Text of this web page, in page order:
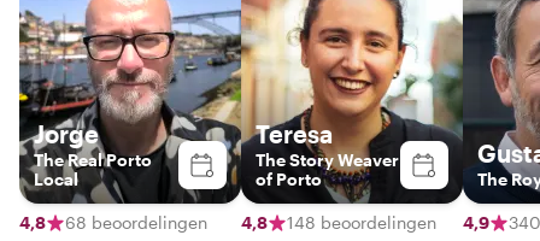
Jorge
The Real Porto
Local
4,8 68 beoordelingen
Teresa
The Story Weaver
of Porto
4,8 148 beoordelingen
The
4,9